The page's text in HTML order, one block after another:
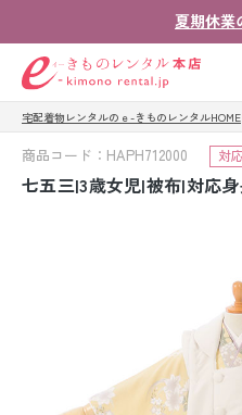
夏期休業
ゲスト
お気に入り ロ
着物の種類から探す
宅配着物レンタルのｅ-きものレンタルHOME
商品コード：HAPH712000 対
七五三|3歳女児|被布|対応